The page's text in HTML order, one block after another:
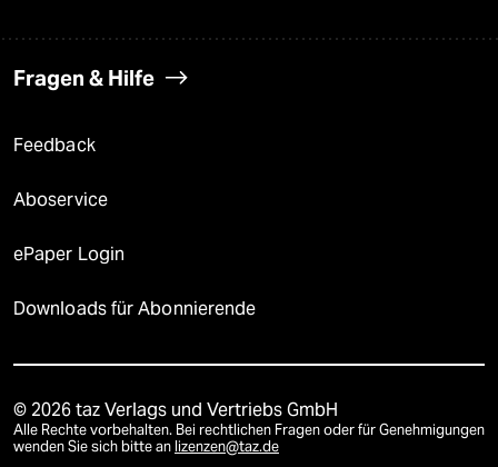
Fragen & Hilfe
Feedback
Aboservice
ePaper Login
Downloads für Abonnierende
© 2026 taz Verlags und Vertriebs GmbH
Alle Rechte vorbehalten. Bei rechtlichen Fragen oder für Genehmigungen
wenden Sie sich bitte an lizenzen@taz.de